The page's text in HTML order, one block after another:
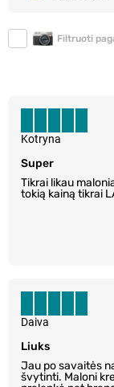
Filtruoti
Super
Tikrai likau
tokią kainą tikrai
Kotryna
Liuks
Jau po savaitės
švytinti. Maloni
Daiva